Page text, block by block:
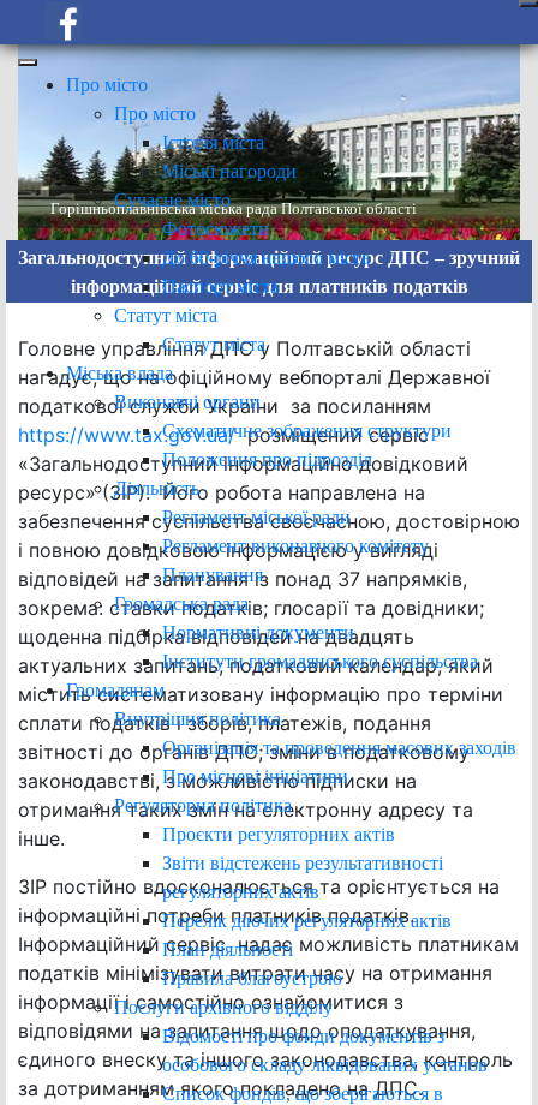
Про місто
Про місто
Історія міста
Міські нагороди
Сучасне місто
Фотосюжети
До 60-річчя нашого міста
Паспорт міста
Статут міста
Статут міста
Міська влада
Виконавчі органи
Схематичне зображення структури
Положення про підрозділ
Діяльність
Регламент міської ради
Регламент виконавчого комітету
Планування
Громадська рада
Нормативні документи
Інститути громадянського суспільства
Громадянам
Внутрішня політика
Організація та проведення масових заходів
Про місцеві ініціативи
Регуляторна політика
Проєкти регуляторних актів
Звіти відстежень результативності
регуляторних актів
Перелік діючих регуляторних актів
План діяльності
Правила благоустрою
Послуги архівного відділу
Відомості про фонди документів з
особового складу ліквідованих установ
Список фондів, що зберігаються в
Горішньоплавнівська міська рада Полтавської області
Загальнодоступний інформаційний ресурс ДПС – зручний
інформаційний сервіс для платників податків
Головне управління ДПС у Полтавській області
нагадує, що на офіційному вебпорталі Державної
податкової служби України за посиланням
https://www.tax.gov.ua/розміщений сервіс
«Загальнодоступний інформаційно довідковий
ресурс» (ЗІР). Його робота направлена на
забезпечення суспільства своєчасною, достовірною
і повною довідковою інформацією у вигляді
відповідей на запитання із понад 37 напрямків,
зокрема: ставки податків; глосарії та довідники;
щоденна підбірка відповідей на двадцять
актуальних запитань; податковий календар, який
містить систематизовану інформацію про терміни
сплати податків і зборів, платежів, подання
звітності до органів ДПС; зміни в податковому
законодавстві, з можливістю підписки на
отримання таких змін на електронну адресу та
інше.
ЗІР постійно вдосконалюється та орієнтується на
інформаційні потреби платників податків.
Інформаційний сервіс надає можливість платникам
податків мінімізувати витрати часу на отримання
інформації і самостійно ознайомитися з
відповідями на запитання щодо оподаткування,
єдиного внеску та іншого законодавства, контроль
за дотриманням якого покладено на ДПС.